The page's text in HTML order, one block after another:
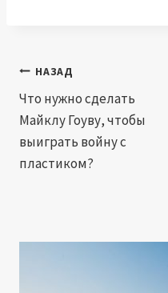
Навигация
по
записям
НАЗАД
Что нужно сделать
Майклу Гоуву, чтобы
выиграть войну с
пластиком?